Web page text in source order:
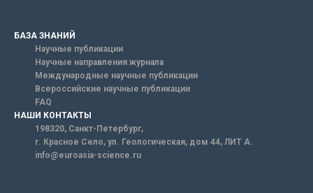
БАЗА ЗНАНИЙ
Научные публикации
Научные направления журнала
Международные научные публикации
Всероссийские научные публикации
FAQ
НАШИ КОНТАКТЫ
198320, Санкт-Петербург,
г. Красное Село, ул. Геологическая, дом 44, ЛИТ А.
info@euroasia-science.ru